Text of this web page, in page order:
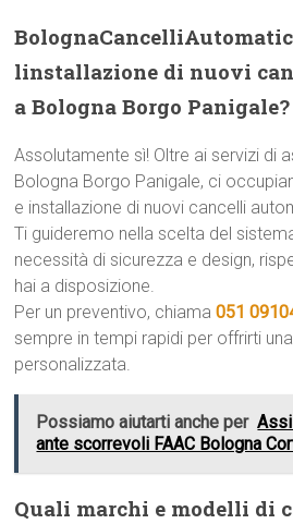
linstallazione di nuovi
a Bologna Borgo Panigale?
Assolutamente sì! Oltre ai servizi di
Bologna Borgo Panigale, ci
e installazione di nuovi cancelli
Ti guideremo nella scelta del
necessità di sicurezza e design,
hai a disposizione.
Per un preventivo, chiama051
sempre in tempi rapidi per offrirti
personalizzata.
Possiamo aiutarti anche per
ante scorrevoli FAAC Bologna
Quali marchi e modelli di